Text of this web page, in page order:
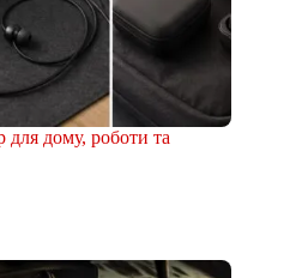
для дому, роботи та